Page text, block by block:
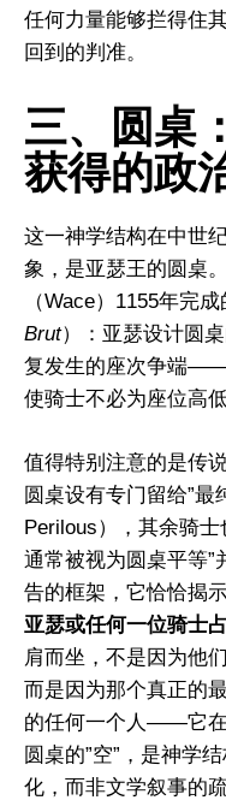
任何力量能够拦得住
回到的判准。
三、圆桌
获得的政
这一神学结构在中世
象，是亚瑟王的圆桌
（Wace）1155年完
Brut）：亚瑟设计圆
复发生的座次争端——
使骑士不必为座位高低
值得特别注意的是传
圆桌设有专门留给”最
Perilous），其余骑
通常被视为圆桌平等”
告的框架，它恰恰揭
亚瑟或任何一位骑士
肩而坐，不是因为他
而是因为那个真正的
的任何一个人——它在
圆桌的”空”，是神学
化，而非文学叙事的疏